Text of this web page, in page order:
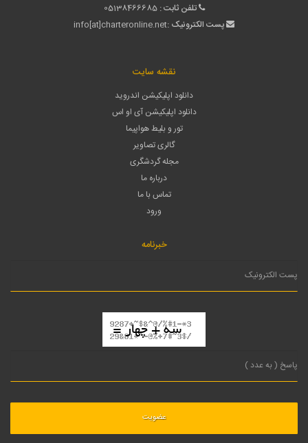
تلفن ثابت : 05138466685
پست الکترونیک :info[at]charteronline.net
نقشه سایت
دانلود اپلیکیشن اندروید
دانلود اپلیکیشن آی او اس
تور و بلیط هواپیما
گالری تصاویر
مجله گردشگری
درباره ما
تماس با ما
ورود
خبرنامه